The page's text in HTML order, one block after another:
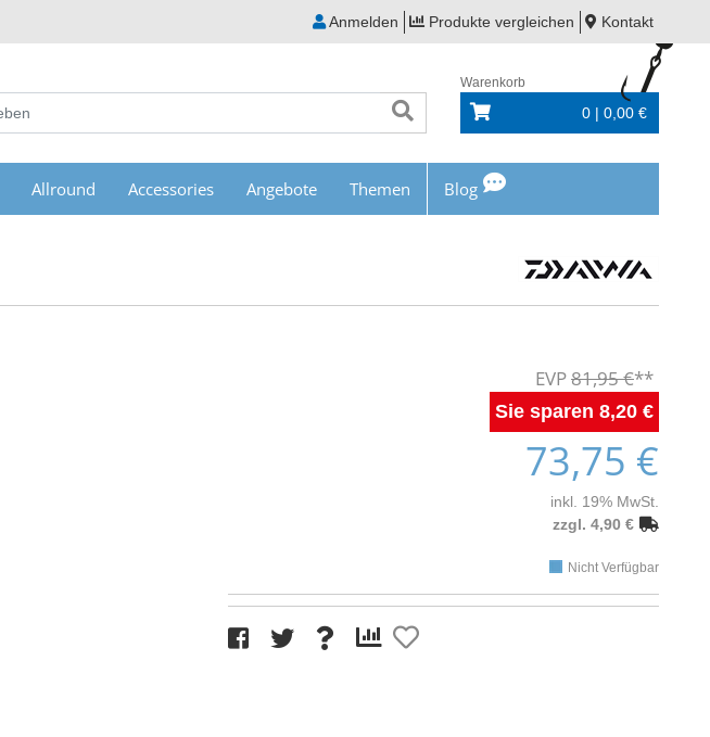
Anmelden Produkte vergleichen Kontakt
Warenkorb
0 | 0,00 €
Allround Accessories Angebote Themen Blog
81,95 €
8,20 €
73,75 €
inkl. 19% MwSt.
zzgl. 4,90 €
Nicht Verfügbar